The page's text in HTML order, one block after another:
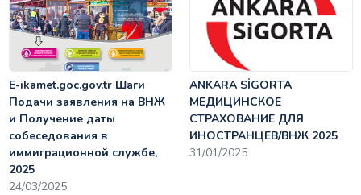
E-ikamet.goc.gov.tr Шаги
Подачи заявления на ВНЖ
и Получение даты
собеседования в
иммиграционной службе,
2025
24/03/2025
ANKARA SİGORTA
МЕДИЦИНСКОЕ
СТРАХОВАНИЕ ДЛЯ
ИНОСТРАНЦЕВ/ВНЖ 2025
31/01/2025